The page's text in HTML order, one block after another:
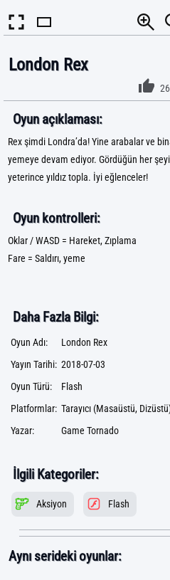
London Rex
Oyun açıklaması:
Rex şimdi Londra’da! Yine arabalar ve
yemeye devam ediyor. Gördüğün her
yeterince yıldız topla. İyi eğlenceler!
Oyun kontrolleri:
Oklar / WASD = Hareket, Zıplama
Fare = Saldırı, yeme
Daha Fazla Bilgi:
Oyun Adı:
London Rex
Yayın Tarihi: 2018-07-03
Oyun Türü:
Flash
Platformlar: Tarayıcı (Masaüstü,
Yazar:
Game Tornado
İlgili Kategoriler:
Aksiyon Flash
Aynı serideki oyunlar: